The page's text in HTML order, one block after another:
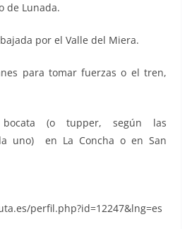
de Lunada.
por el Valle del Miera.
para tomar fuerzas o el tren,
(o tupper, según las
uno) en La Concha o en San
perfil.php?id=12247&lng=es